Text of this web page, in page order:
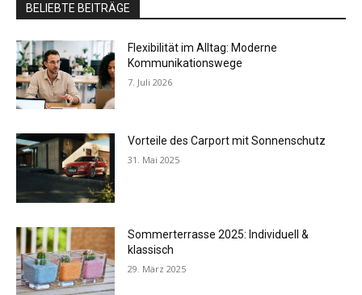
BELIEBTE BEITRÄGE
Flexibilität im Alltag: Moderne
Kommunikationswege
7. Juli 2026
Vorteile des Carport mit Sonnenschutz
31. Mai 2025
Sommerterrasse 2025: Individuell &
klassisch
29. März 2025